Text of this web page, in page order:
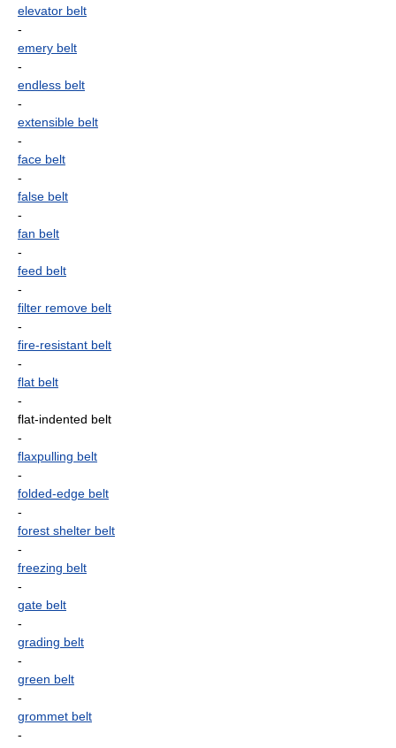
elevator belt
-
emery belt
-
endless belt
-
extensible belt
-
face belt
-
false belt
-
fan belt
-
feed belt
-
filter remove belt
-
fire-resistant belt
-
flat belt
-
flat-indented belt
-
flaxpulling belt
-
folded-edge belt
-
forest shelter belt
-
freezing belt
-
gate belt
-
grading belt
-
green belt
-
grommet belt
-